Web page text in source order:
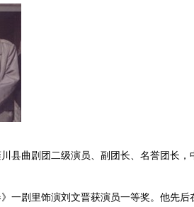
县曲剧团二级演员、副团长、名誉团长，
一剧里饰演刘文晋获演员一等奖。他先后